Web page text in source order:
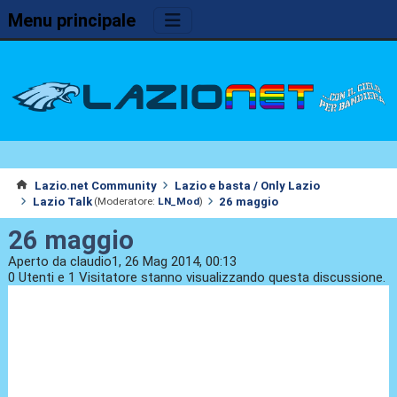
Menu principale
Lazio.net Community
Lazio e basta / Only Lazio
Lazio Talk (Moderatore: LN_Mod) 26 maggio
26 maggio
Aperto da claudio1, 26 Mag 2014, 00:13
0 Utenti e 1 Visitatore stanno visualizzando questa discussione.